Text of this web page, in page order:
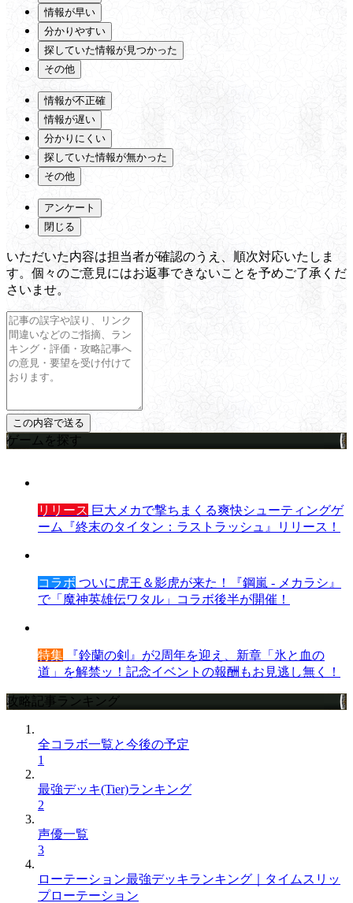
情報が早い
分かりやすい
探していた情報が見つかった
その他
情報が不正確
情報が遅い
分かりにくい
探していた情報が無かった
その他
アンケート
閉じる
いただいた内容は担当者が確認のうえ、順次対応いたしま
す。個々のご意見にはお返事できないことを予めご了承くだ
さいませ。
ゲームを探す
リリース 巨大メカで撃ちまくる爽快シューティングゲ
ーム『終末のタイタン：ラストラッシュ』リリース！
コラボ ついに虎王＆影虎が来た！『鋼嵐 - メカラシ』
で「魔神英雄伝ワタル」コラボ後半が開催！
特集 『鈴蘭の剣』が2周年を迎え、新章「氷と血の
道」を解禁ッ！記念イベントの報酬もお見逃し無く！
攻略記事ランキング
全コラボ一覧と今後の予定
1
最強デッキ(Tier)ランキング
2
声優一覧
3
ローテーション最強デッキランキング｜タイムスリッ
プローテーション